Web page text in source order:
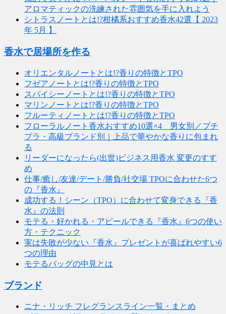
アロマティックの洗練された雰囲気を手に入れよう
シトラスノートとは!?柑橘系おすすめ香水42選【 2023
年 5月 】
香水で居場所を作る
オリエンタルノートとは!?香りの特徴とTPO
フゼアノートとは!?香りの特徴とTPO
スパイシーノートとは!?香りの特徴とTPO
マリンノートとは!?香りの特徴とTPO
フルーティノートとは!?香りの特徴とTPO
フローラルノート香水おすすめ10選×4 男女別／プチ
プラ・高級ブランド別｜上品で華やかな香りに包まれ
る
リーダーになったら(出世)ビジネス用香水 変更のすす
め
仕事/癒し/友達/デート/勝負/社交場 TPOに合わせた6つ
の『香水』
成功する！シーン（TPO）に合わせて変身できる『香
水』の法則
モテる・好かれる・アピールできる『香水』6つの使い
方・テクニック
実は失敗が少ない『香水』プレゼントが喜ばれやすい6
つの理由
モテるバッグの中見とは
ブランド
ニナ・リッチ フレグランスライン一覧・まとめ